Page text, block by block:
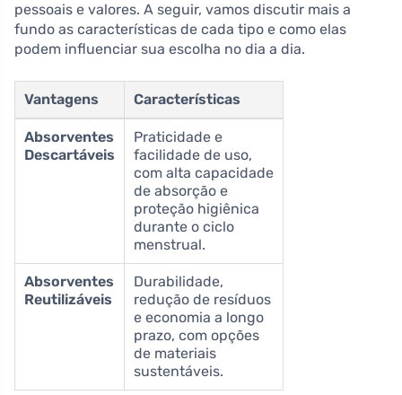
pessoais e valores. A seguir, vamos discutir mais a
fundo as características de cada tipo e como elas
podem influenciar sua escolha no dia a dia.
Vantagens Características
Absorventes
Descartáveis
Praticidade e
facilidade de uso,
com alta capacidade
de absorção e
proteção higiênica
durante o ciclo
menstrual.
Absorventes
Reutilizáveis
Durabilidade,
redução de resíduos
e economia a longo
prazo, com opções
de materiais
sustentáveis.